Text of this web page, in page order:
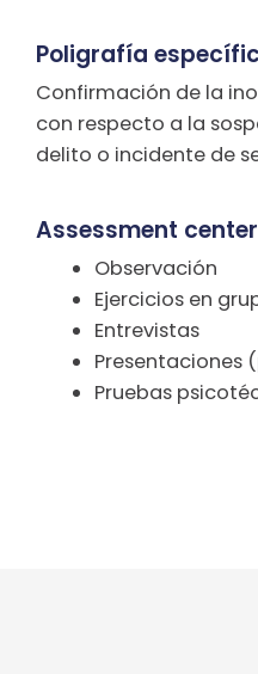
Poligrafía
Confirmación de la
con respecto a la
delito o incidente de
Assessment center
Observación
Ejercicios en
Entrevistas
Presentaciones
Pruebas